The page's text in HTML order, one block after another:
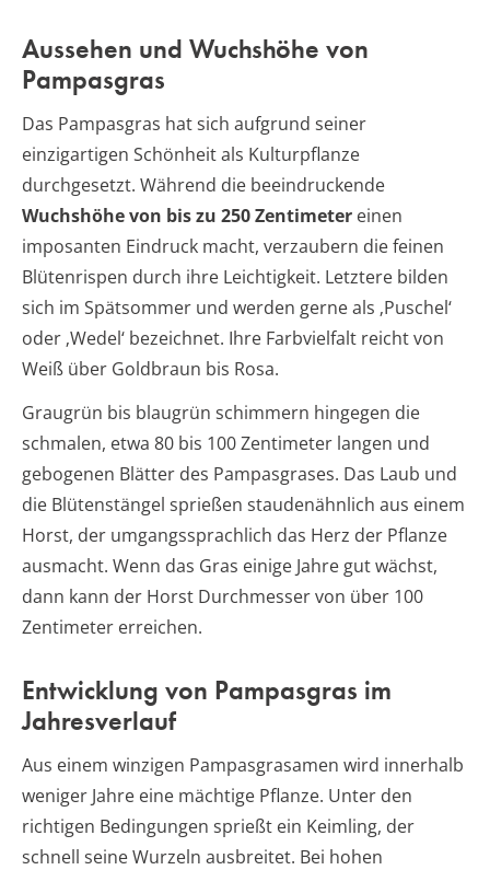
Aussehen und Wuchshöhe von
Pampasgras
Das Pampasgras hat sich aufgrund seiner
einzigartigen Schönheit als Kulturpflanze
durchgesetzt. Während die beeindruckende
Wuchshöhe von bis zu 250 Zentimeter einen
imposanten Eindruck macht, verzaubern die feinen
Blütenrispen durch ihre Leichtigkeit. Letztere bilden
sich im Spätsommer und werden gerne als ‚Puschel‘
oder ‚Wedel‘ bezeichnet. Ihre Farbvielfalt reicht von
Weiß über Goldbraun bis Rosa.
Graugrün bis blaugrün schimmern hingegen die
schmalen, etwa 80 bis 100 Zentimeter langen und
gebogenen Blätter des Pampasgrases. Das Laub und
die Blütenstängel sprießen staudenähnlich aus einem
Horst, der umgangssprachlich das Herz der Pflanze
ausmacht. Wenn das Gras einige Jahre gut wächst,
dann kann der Horst Durchmesser von über 100
Zentimeter erreichen.
Entwicklung von Pampasgras im
Jahresverlauf
Aus einem winzigen Pampasgrasamen wird innerhalb
weniger Jahre eine mächtige Pflanze. Unter den
richtigen Bedingungen sprießt ein Keimling, der
schnell seine Wurzeln ausbreitet. Bei hohen